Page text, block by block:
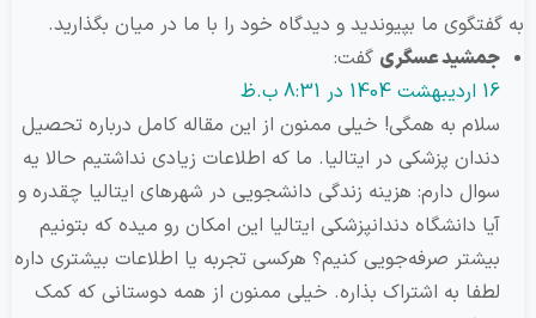
ما بپیوندید و دیدگاه خود را با ما در میان بگذارید.
عسگری گفت:
به همگی! خیلی ممنون از این مقاله کامل درباره تحصیل
پزشکی در ایتالیا. ما که اطلاعات زیادی نداشتیم حالا یه
دارم: هزینه زندگی دانشجویی در شهرهای ایتالیا چقدره و
دندانپزشکی ایتالیا این امکان رو میده که بتونیم
صرفه‌جویی کنیم؟ هرکسی تجربه یا اطلاعات بیشتری داره
به اشتراک بذاره. خیلی ممنون از همه دوستانی که کمک